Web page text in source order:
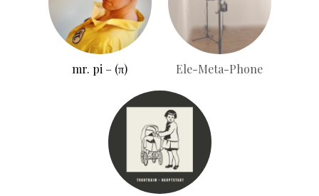
mr. pi – (π) Ele-Meta-Phone